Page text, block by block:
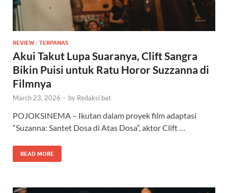
REVIEW / TERPANAS
Akui Takut Lupa Suaranya, Clift Sangra
Bikin Puisi untuk Ratu Horor Suzzanna di
Filmnya
March 23, 2026 - by Redaksi bat
POJOKSINEMA – Ikutan dalam proyek film adaptasi
“Suzanna: Santet Dosa di Atas Dosa”, aktor Clift …
READ MORE